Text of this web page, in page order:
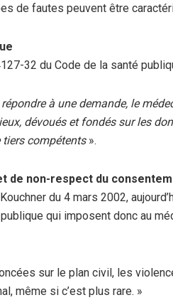
de fautes peuvent être
32 du Code de la santé
à une demande, le
dévoués et fondés sur les
tiers compétents».
de non-respect du
du 4 mars 2002,
qui imposent donc au
sur le plan civil, les
même si c’est plus rare. »